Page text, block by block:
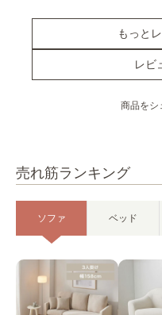
売れ筋ランキング
ソファ ベッド
もっと
レビ
商品をシ